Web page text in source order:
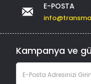
E-POSTA
Kampanya ve